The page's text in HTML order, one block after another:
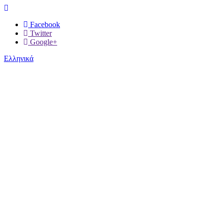
Facebook
Twitter
Google+
Ελληνικά